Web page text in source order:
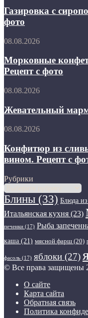
фото
сиропом
дюшес
для
Рецепт
фото
Газировка с
фото
Морковные
с
кокосовой
стружкой.
с
08.08.2026
Морковные
Рецепт с фото
Жевательный
Рецепт
с
фото
08.08.2026
Жевательный
Конфитюр
сливы
с
мятой,
и
красным
вином.
Рецепт
с
фото
08.08.2026
Конфитюр из
вином. Рецепт с
Рубрики
Рубрики
Блины (33) Блюда
Итальянская кухня (23)
печенки (17) Рыба
каша (21) мясной фарш (20)
фасоль (17) яблоки (27)
© Все права защищены
О сайте
Карта сайта
Обратная связь
Политика